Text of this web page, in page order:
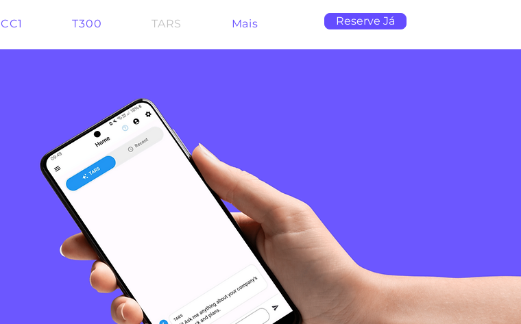
CC1 T300 TARS Mais Reserve Já